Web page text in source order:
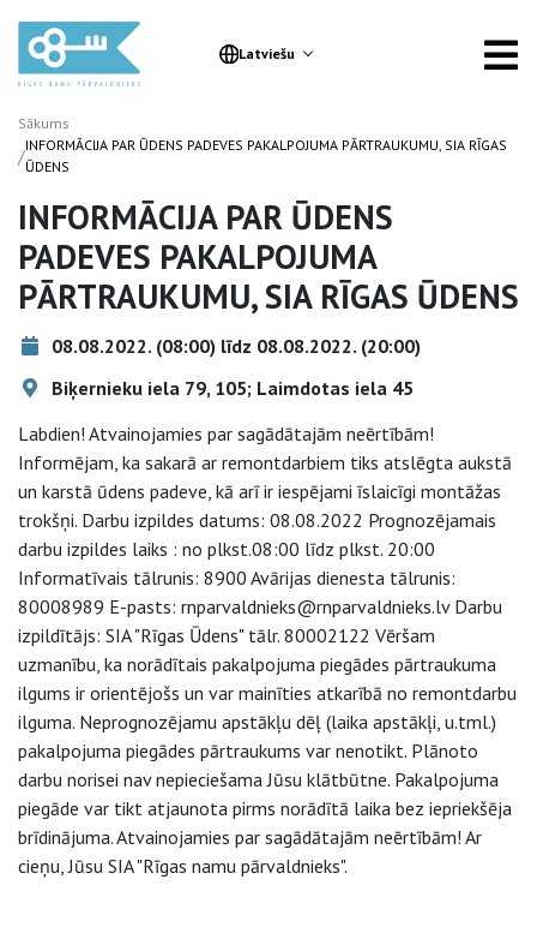
Latviešu
Sākums
/INFORMĀCIJA PAR ŪDENS PADEVES PAKALPOJUMA PĀRTRAUKUMU, SIA RĪGAS
ŪDENS
INFORMĀCIJA PAR ŪDENS
PADEVES PAKALPOJUMA
PĀRTRAUKUMU, SIA RĪGAS ŪDENS
08.08.2022. (08:00) līdz 08.08.2022. (20:00)
Biķernieku iela 79, 105; Laimdotas iela 45
Labdien! Atvainojamies par sagādātajām neērtībām!
Informējam, ka sakarā ar remontdarbiem tiks atslēgta aukstā
un karstā ūdens padeve, kā arī ir iespējami īslaicīgi montāžas
trokšņi. Darbu izpildes datums: 08.08.2022 Prognozējamais
darbu izpildes laiks : no plkst.08:00 līdz plkst. 20:00
Informatīvais tālrunis: 8900 Avārijas dienesta tālrunis:
80008989 E-pasts: rnparvaldnieks@rnparvaldnieks.lv Darbu
izpildītājs: SIA "Rīgas Ūdens" tālr. 80002122 Vēršam
uzmanību, ka norādītais pakalpojuma piegādes pārtraukuma
ilgums ir orientējošs un var mainīties atkarībā no remontdarbu
ilguma. Neprognozējamu apstākļu dēļ (laika apstākļi, u.tml.)
pakalpojuma piegādes pārtraukums var nenotikt. Plānoto
darbu norisei nav nepieciešama Jūsu klātbūtne. Pakalpojuma
piegāde var tikt atjaunota pirms norādītā laika bez iepriekšēja
brīdinājuma. Atvainojamies par sagādātajām neērtībām! Ar
cieņu, Jūsu SIA "Rīgas namu pārvaldnieks".